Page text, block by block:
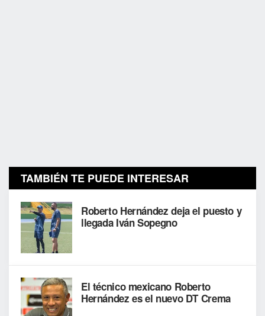
TAMBIÉN TE PUEDE INTERESAR
Roberto Hernández deja el puesto y
llegada Iván Sopegno
El técnico mexicano Roberto
Hernández es el nuevo DT Crema